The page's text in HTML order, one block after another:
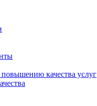
качества услуг